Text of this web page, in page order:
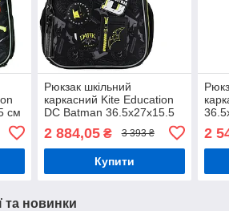
см
Рюкзак шкільний
каркасний Kite Education
DC Batman 36.5x27x15.5
см, 14 л, чорний (115-130
см)
2 884,05₴ 3 393 ₴
Купити
2
та новинки